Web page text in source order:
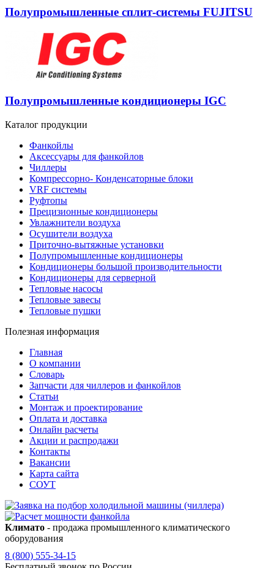
Полупромышленные сплит-системы FUJITSU
Полупромышленные кондиционеры IGC
Каталог продукции
Фанкойлы
Аксессуары для фанкойлов
Чиллеры
Компрессорно- Конденсаторные блоки
VRF системы
Руфтопы
Прецизионные кондиционеры
Увлажнители воздуха
Осушители воздуха
Приточно-вытяжные установки
Полупромышленные кондиционеры
Кондиционеры большой производительности
Кондиционеры для серверной
Тепловые насосы
Тепловые завесы
Тепловые пушки
Полезная информация
Главная
О компании
Словарь
Запчасти для чиллеров и фанкойлов
Статьи
Монтаж и проектирование
Оплата и доставка
Онлайн расчеты
Акции и распродажи
Контакты
Вакансии
Карта сайта
СОУТ
Климато - продажа промышленного климатического
оборудования
8 (800) 555-34-15